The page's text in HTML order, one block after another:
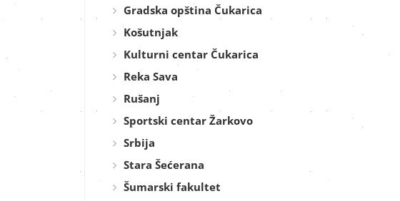
Gradska opština Čukarica
Košutnjak
Kulturni centar Čukarica
Reka Sava
Rušanj
Sportski centar Žarkovo
Srbija
Stara Šećerana
Šumarski fakultet